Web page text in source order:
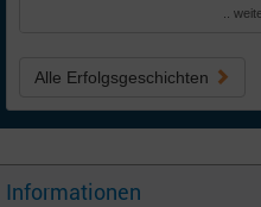
..
Alle Erfolgsgeschichten
Informationen